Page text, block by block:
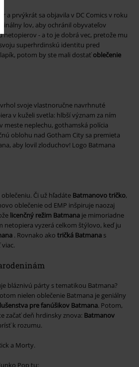
a prvýkrát sa objavila v DC Comics v roku
lov, aby ochránil obyvateľov
netopierov - a to je dobrá vec, pretože mu
superhrdinskú identitu pred
potom by ste mali dostaťoblečenie
svoje vlastnoručne navrhnuté
v kuželi svetla: hlbší význam za ním
meste neplechu, gothamská polícia
oblohu nad Gotham City sa premieta
aby lovil zloduchov! Logo Batmana
Či už hľadáte Batmanovo tričko,
oblečenie od EMP inšpiruje naozaj
licenčný režim Batmanaje mimoriadne
netopiera vyzerá celkom štýlovo, keď ju
. Rovnako ako tričká Batmanas
bláznivú párty s tematikou Batmana?
nielen oblečenie Batmana je geniálny
pre fanúšikov Batmana. Potom,
začať deň hrdinsky znova: Batmanov
k rozumu.
a Morty.
Pop tu: